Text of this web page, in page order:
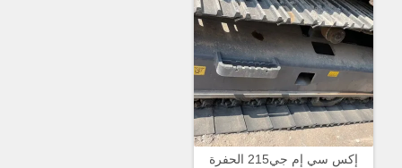
إكس سي إم جي215 الحفرة